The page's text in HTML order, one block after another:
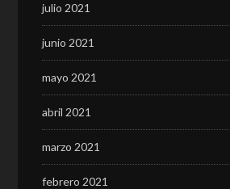
julio 2021
junio 2021
mayo 2021
abril 2021
marzo 2021
febrero 2021